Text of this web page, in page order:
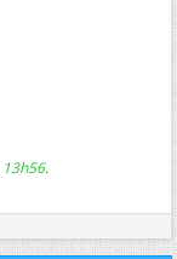
13h56.